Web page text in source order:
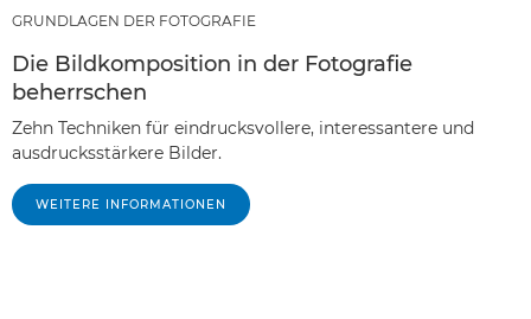
GRUNDLAGEN DER FOTOGRAFIE
Die Bildkomposition in der Fotografie
beherrschen
Zehn Techniken für eindrucksvollere, interessantere und
ausdrucksstärkere Bilder.
WEITERE INFORMATIONEN